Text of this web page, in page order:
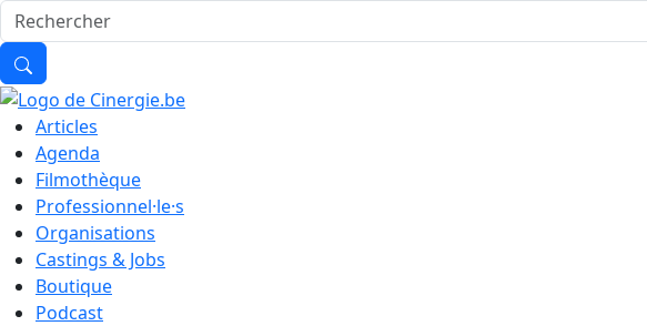
Articles
Agenda
Filmothèque
Professionnel·le·s
Organisations
Castings & Jobs
Boutique
Podcast